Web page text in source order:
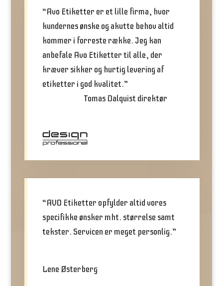
“Avo Etiketter er et lille firma, hvor
kundernes ønske og akutte behov altid
kommer i forreste række. Jeg kan
anbefale Avo Etiketter til alle, der
kræver sikker og hurtig levering af
etiketter i god kvalitet.”
Tomas Dalquist direktør
“AVO Etiketter opfylder altid vores
specifikke ønsker mht. størrelse samt
tekster. Servicen er meget personlig.”
Lene Østerberg